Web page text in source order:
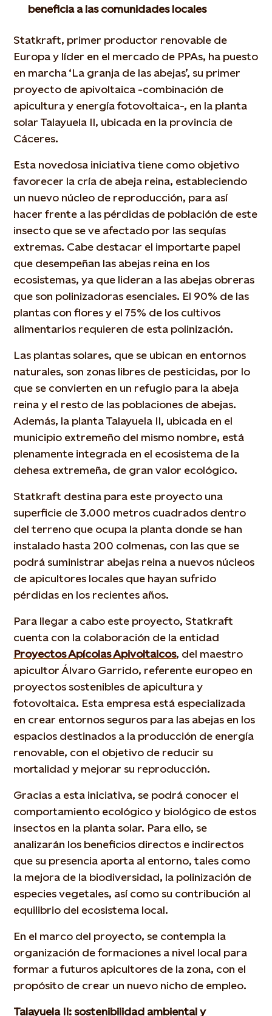
beneficia a las comunidades locales
Statkraft, primer productor renovable de
Europa y líder en el mercado de PPAs, ha puesto
en marcha ‘La granja de las abejas’, su primer
proyecto de apivoltaica -combinación de
apicultura y energía fotovoltaica-, en la planta
solar Talayuela II, ubicada en la provincia de
Cáceres.
Esta novedosa iniciativa tiene como objetivo
favorecer la cría de abeja reina, estableciendo
un nuevo núcleo de reproducción, para así
hacer frente a las pérdidas de población de este
insecto que se ve afectado por las sequías
extremas. Cabe destacar el importarte papel
que desempeñan las abejas reina en los
ecosistemas, ya que lideran a las abejas obreras
que son polinizadoras esenciales. El 90% de las
plantas con flores y el 75% de los cultivos
alimentarios requieren de esta polinización.
Las plantas solares, que se ubican en entornos
naturales, son zonas libres de pesticidas, por lo
que se convierten en un refugio para la abeja
reina y el resto de las poblaciones de abejas.
Además, la planta Talayuela II, ubicada en el
municipio extremeño del mismo nombre, está
plenamente integrada en el ecosistema de la
dehesa extremeña, de gran valor ecológico.
Statkraft destina para este proyecto una
superficie de 3.000 metros cuadrados dentro
del terreno que ocupa la planta donde se han
instalado hasta 200 colmenas, con las que se
podrá suministrar abejas reina a nuevos núcleos
de apicultores locales que hayan sufrido
pérdidas en los recientes años.
Para llegar a cabo este proyecto, Statkraft
cuenta con la colaboración de la entidad
Proyectos Apícolas Apivoltaicos, del maestro
apicultor Álvaro Garrido, referente europeo en
proyectos sostenibles de apicultura y
fotovoltaica. Esta empresa está especializada
en crear entornos seguros para las abejas en los
espacios destinados a la producción de energía
renovable, con el objetivo de reducir su
mortalidad y mejorar su reproducción.
Gracias a esta iniciativa, se podrá conocer el
comportamiento ecológico y biológico de estos
insectos en la planta solar. Para ello, se
analizarán los beneficios directos e indirectos
que su presencia aporta al entorno, tales como
la mejora de la biodiversidad, la polinización de
especies vegetales, así como su contribución al
equilibrio del ecosistema local.
En el marco del proyecto, se contempla la
organización de formaciones a nivel local para
formar a futuros apicultores de la zona, con el
propósito de crear un nuevo nicho de empleo.
Talayuela II: sostenibilidad ambiental y